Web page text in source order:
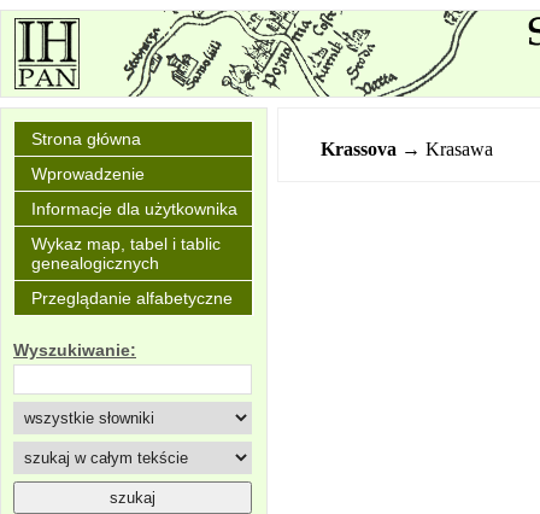
Strona główna
Wprowadzenie
Informacje dla użytkownika
Wykaz map, tabel i tablic
genealogicznych
Przeglądanie alfabetyczne
Wyszukiwanie:
Krassova → Krasawa